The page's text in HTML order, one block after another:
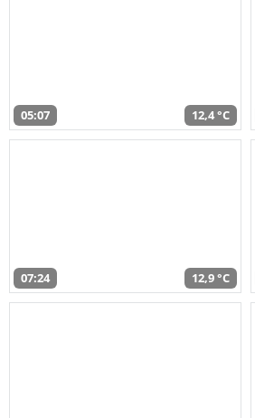
05:07 12,4 °C
07:24 12,9 °C